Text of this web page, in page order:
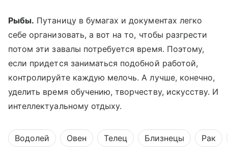
Рыбы. Путаницу в бумагах и документах легко
себе организовать, а вот на то, чтобы разгрести
потом эти завалы потребуется время. Поэтому,
если придется заниматься подобной работой,
контролируйте каждую мелочь. А лучше, конечно,
уделить время обучению, творчеству, искусству. И
интеллектуальному отдыху.
Водолей Овен Телец Близнецы Рак